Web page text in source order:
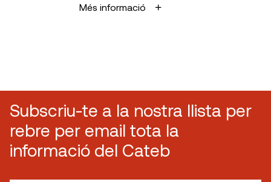
Més informació
Subscriu-te a la nostra llista per
rebre per email tota la
informació del Cateb